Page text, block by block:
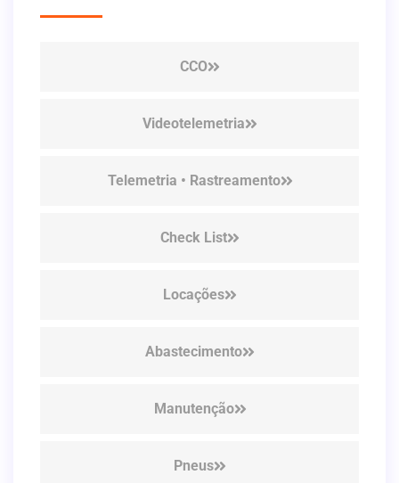
CCO
Videotelemetria
Telemetria • Rastreamento
Check List
Locações
Abastecimento
Manutenção
Pneus